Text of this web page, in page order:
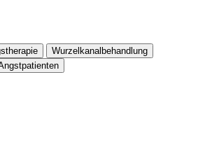
Wurzelkanalbehandlung